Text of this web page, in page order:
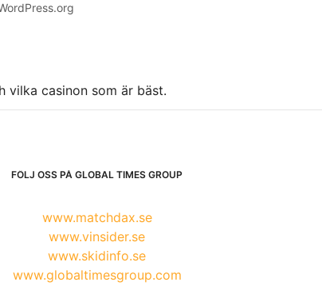
casinon som är bäst.
FÖLJ OSS PÅ GLOBAL TIMES GROUP
www.matchdax.se
www.vinsider.se
www.skidinfo.se
www.globaltimesgroup.com